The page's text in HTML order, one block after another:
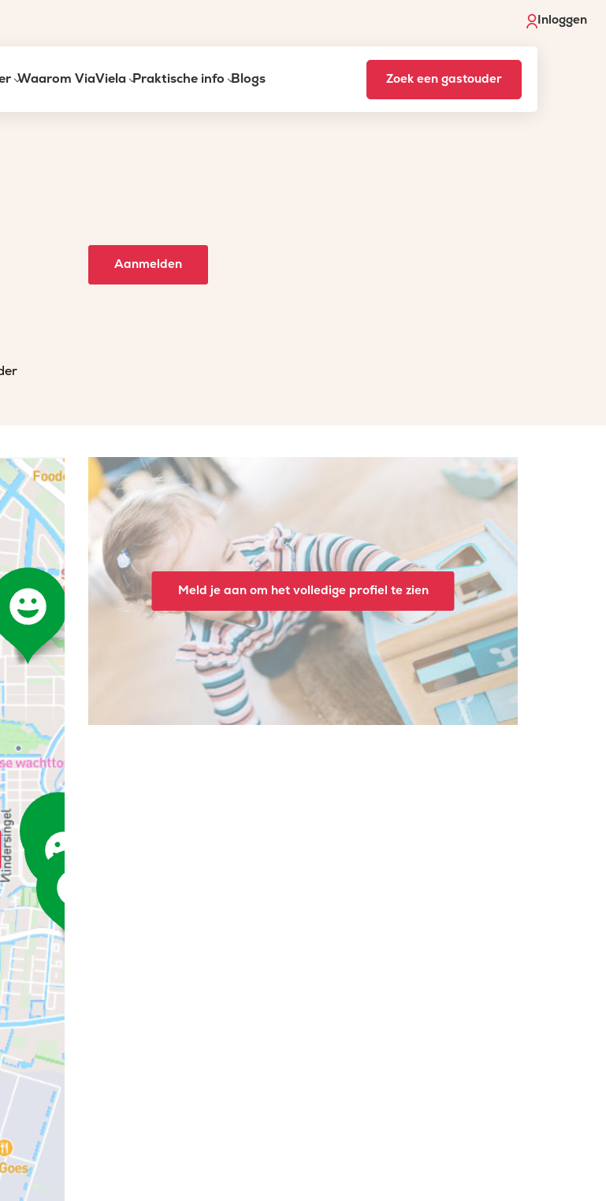
Inloggen
Waarom ViaViela Praktische info Blogs Zoek een gastouder
Aanmelden
Meld je aan om het volledige profiel te zien